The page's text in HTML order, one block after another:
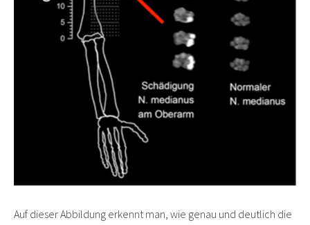
Auf dieser Abbildung erkennt man, wie genau und deutlich die